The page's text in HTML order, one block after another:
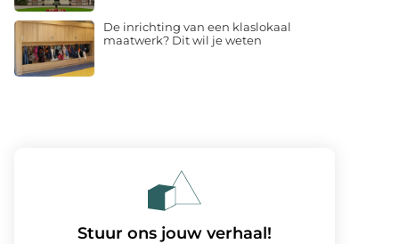
De inrichting van een klaslokaal
maatwerk? Dit wil je weten
Stuur ons jouw verhaal!